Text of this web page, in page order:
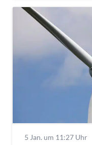
5 Jan. um 11:27 Uhr